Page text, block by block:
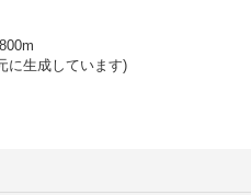
に生成しています)